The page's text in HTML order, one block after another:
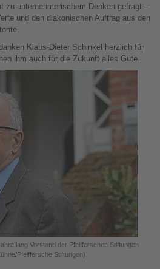
zu unternehmerischem Denken gefragt –
und den diakonischen Auftrag aus den
Klaus-Dieter Schinkel herzlich für
ihm auch für die Zukunft alles Gute.
lang Vorstand der Pfeifferschen Stiftungen
Pfeiffersche Stiftungen)